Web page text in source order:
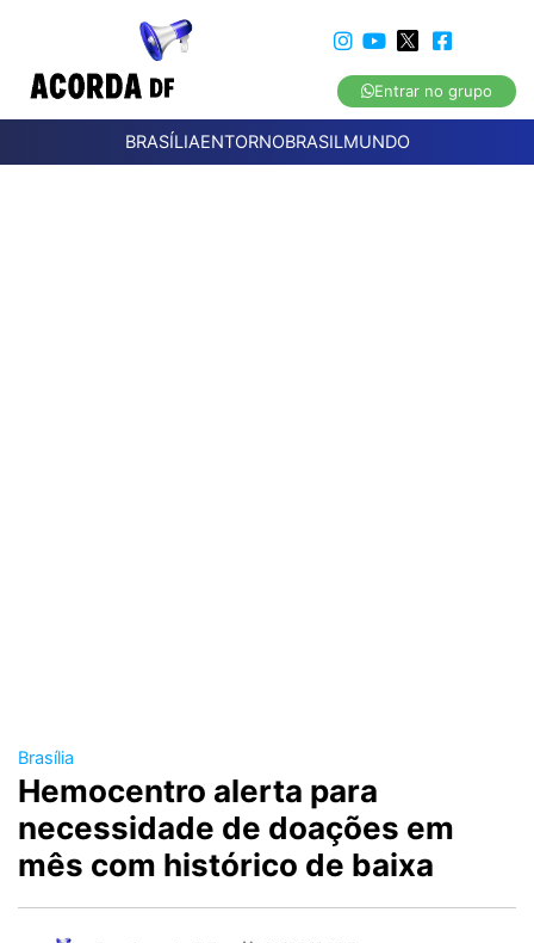
Entrar no grupo
BRASÍLIAENTORNOBRASILMUNDO
Brasília
Hemocentro alerta para
necessidade de doações em
mês com histórico de baixa